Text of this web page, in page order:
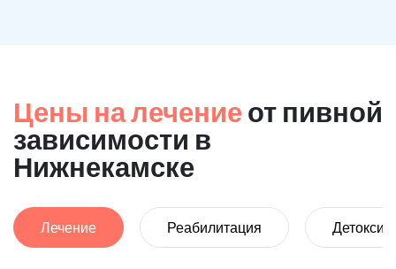
Цены на лечение от пивной
зависимости в
Нижнекамске
Лечение Реабилитация